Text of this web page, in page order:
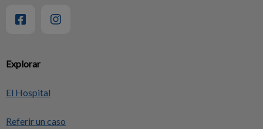
Explorar
El Hospital
Referir un caso